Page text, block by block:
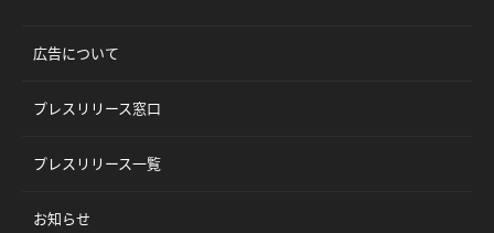
広告について
プレスリリース窓口
プレスリリース一覧
お知らせ